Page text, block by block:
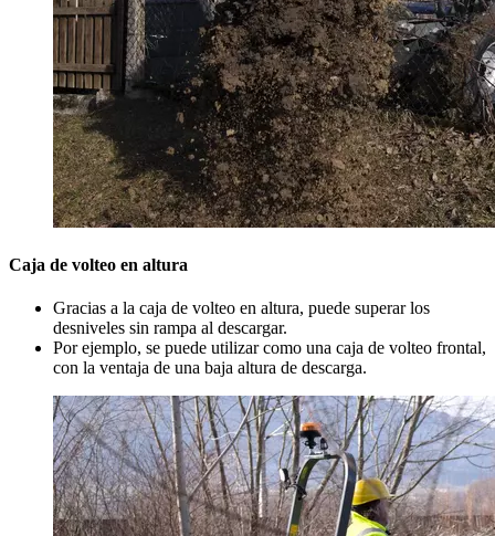
Caja de volteo en altura
Gracias a la caja de volteo en altura, puede superar los
desniveles sin rampa al descargar.
Por ejemplo, se puede utilizar como una caja de volteo frontal,
con la ventaja de una baja altura de descarga.